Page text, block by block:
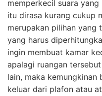
memperkecil suara
itu dirasa kurang cukup
merupakan pilihan yang
yang harus
ingin membuat kamar
apalagi ruangan
lain, maka kemungkinan
keluar dari plafon atau